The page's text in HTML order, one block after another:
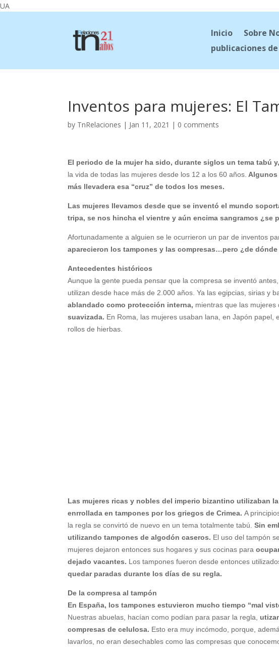
UA
Inicio Sobre
publicaciones
Inventos para mujeres: El
by TnRelaciones | Jan 11, 2021 | 0 comments
El periodo de la mujer ha sido, durante siglos un tema tabú
la vida de todas las mujeres desde los 12 a los 60 años. Algunos
más llevadera esa “cruz” de todos los meses.
Las mujeres llevamos desde que se inventó el mundo
tripa, se nos hincha el vientre y aún encima sangramos ¿se
Afortunadamente a alguien se le ocurrieron un par de inventos
aparecieron los tampones y las compresas…pero ¿de dónde
Antecedentes históricos
Aunque la gente pueda pensar que la compresa se inventó
utilizan desde hace más de 2.000 años. Ya las egipcias, sirias y
ablandado como protección interna, mientras que las mujeres
suavizada. En Roma, las mujeres usaban lana, en Japón papel,
rollos de hierbas.
Las mujeres ricas y nobles del imperio bizantino utilizaban
enrrollada en tampones por los griegos de Crimea.A
la regla se convirtó de nuevo en un tema totalmente tabú.Sin
utilizando tampones de algodón caseros. El uso del tampón
mujeres dejaron entonces sus hogares y sus cocinas para
dejado vacantes. Los tampones fueron desde entonces
quedar paradas durante los días de su regla.
De la compresa al tampón
En España, los tampones estuvieron mucho tiempo “mal
Nuestras abuelas, hacían como podían para pasar la regla,
compresas de celulosa. Esto era muy incómodo, porque,
lavarlos, no eran desechables como las compresas que